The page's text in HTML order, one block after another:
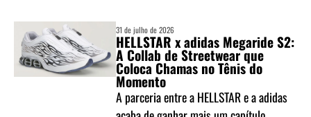
31 de julho de 2026
HELLSTAR x adidas Megaride S2:
A Collab de Streetwear que
Coloca Chamas no Tênis do
Momento
A parceria entre a HELLSTAR e a adidas